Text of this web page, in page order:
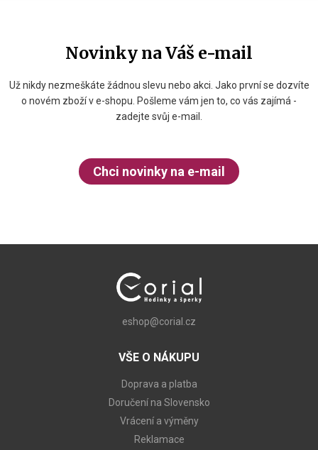
Novinky na Váš e-mail
Už nikdy nezmeškáte žádnou slevu nebo akci. Jako první se dozvíte
o novém zboží v e-shopu. Pošleme vám jen to, co vás zajímá -
zadejte svůj e-mail.
Chci novinky na e-mail
eshop@corial.cz
VŠE O NÁKUPU
Doprava a platba
Doručení na Slovensko
Vrácení a výměny
Reklamace